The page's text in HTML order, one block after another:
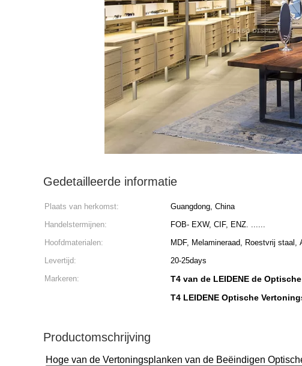
Gedetailleerde informatie
Plaats van herkomst: Guangdong, China
Handelstermijnen:
FOB- EXW, CIF, ENZ. ......
Hoofdmaterialen:
MDF, Melamineraad, Roestvrij staal,
Levertijd:
20-25days
Markeren:
T4 van de LEIDENE de
T4 LEIDENE Optische
Productomschrijving
Hoge van de Vertoningsplanken van de Beëindigen